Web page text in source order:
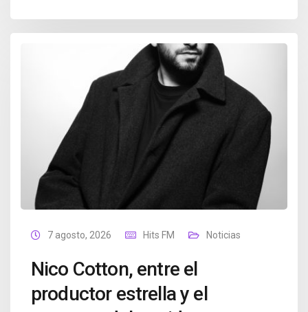
7 agosto, 2026 Hits FM Noticias
Nico Cotton, entre el
productor estrella y el